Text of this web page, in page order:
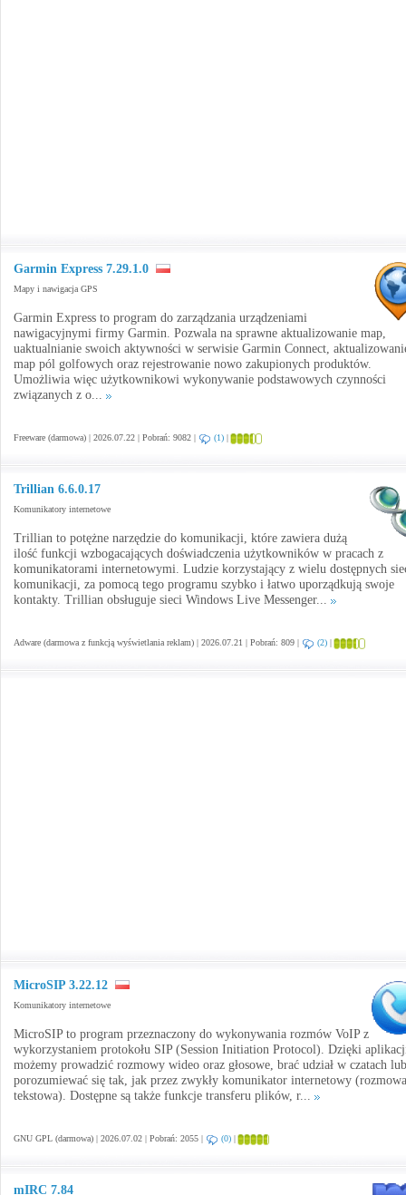
Garmin Express 7.29.1.0
Mapy i nawigacja GPS
Garmin Express to program do zarządzania urządzeniami
nawigacyjnymi firmy Garmin. Pozwala na sprawne aktualizowanie map,
uaktualnianie swoich aktywności w serwisie Garmin Connect,
map pól golfowych oraz rejestrowanie nowo zakupionych produktów.
Umożliwia więc użytkownikowi wykonywanie podstawowych czynności
związanych z o...
Freeware (darmowa) | 2026.07.22 | Pobrań: 9082 | (1) |
Trillian 6.6.0.17
Komunikatory internetowe
Trillian to potężne narzędzie do komunikacji, które zawiera dużą
ilość funkcji wzbogacających doświadczenia użytkowników w pracach z
komunikatorami internetowymi. Ludzie korzystający z wielu dostępnych
komunikacji, za pomocą tego programu szybko i łatwo uporządkują swoje
kontakty. Trillian obsługuje sieci Windows Live Messenger...
Adware (darmowa z funkcją wyświetlania reklam) | 2026.07.21 | Pobrań: 809 | (2) |
MicroSIP 3.22.12
Komunikatory internetowe
MicroSIP to program przeznaczony do wykonywania rozmów VoIP z
wykorzystaniem protokołu SIP (Session Initiation Protocol). Dzięki
możemy prowadzić rozmowy wideo oraz głosowe, brać udział w czatach lub
porozumiewać się tak, jak przez zwykły komunikator internetowy (rozmowa
tekstowa). Dostępne są także funkcje transferu plików, r...
GNU GPL (darmowa) | 2026.07.02 | Pobrań: 2055 | (0) |
mIRC 7.84